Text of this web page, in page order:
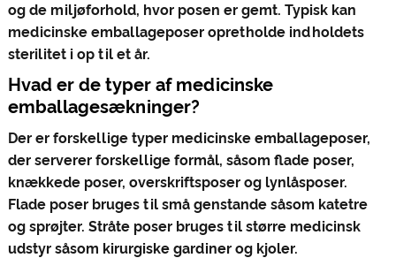
og de miljøforhold, hvor posen er gemt. Typisk kan
medicinske emballageposer opretholde indholdets
sterilitet i op til et år.
Hvad er de typer af medicinske
emballagesækninger?
Der er forskellige typer medicinske emballageposer,
der serverer forskellige formål, såsom flade poser,
knækkede poser, overskriftsposer og lynlåsposer.
Flade poser bruges til små genstande såsom katetre
og sprøjter. Stråte poser bruges til større medicinsk
udstyr såsom kirurgiske gardiner og kjoler.